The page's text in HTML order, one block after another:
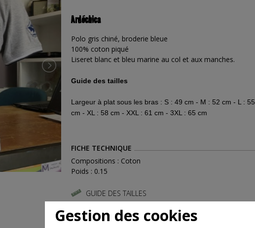
Ardéchica
Polo gris chiné, broderie bleue
100% coton piqué
Liseret blanc et bleu marine au col et aux manches.
Guide des tailles
Largeur à plat sous les bras : S : 49 cm - M : 52 cm - L : 55
cm - XL : 58 cm - XXL : 61 cm - 3XL : 65 cm
FICHE TECHNIQUE
Compositions : Coton
Poids : 0.15
GUIDE DES TAILLES
Gestion des cookies